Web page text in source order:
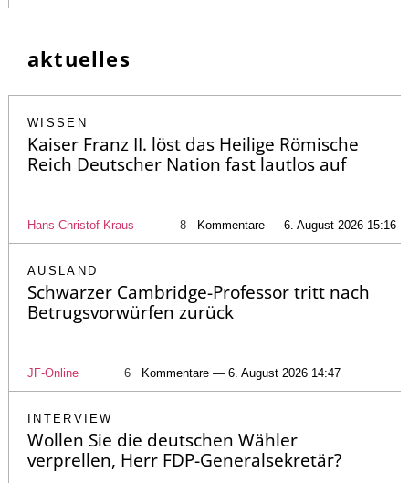
aktuelles
WISSEN
Kaiser Franz II. löst das Heilige Römische
Reich Deutscher Nation fast lautlos auf
Hans-Christof Kraus 8 Kommentare — 6. August 2026 15:16
AUSLAND
Schwarzer Cambridge-Professor tritt nach
Betrugsvorwürfen zurück
JF-Online 6 Kommentare — 6. August 2026 14:47
INTERVIEW
Wollen Sie die deutschen Wähler
verprellen, Herr FDP-Generalsekretär?